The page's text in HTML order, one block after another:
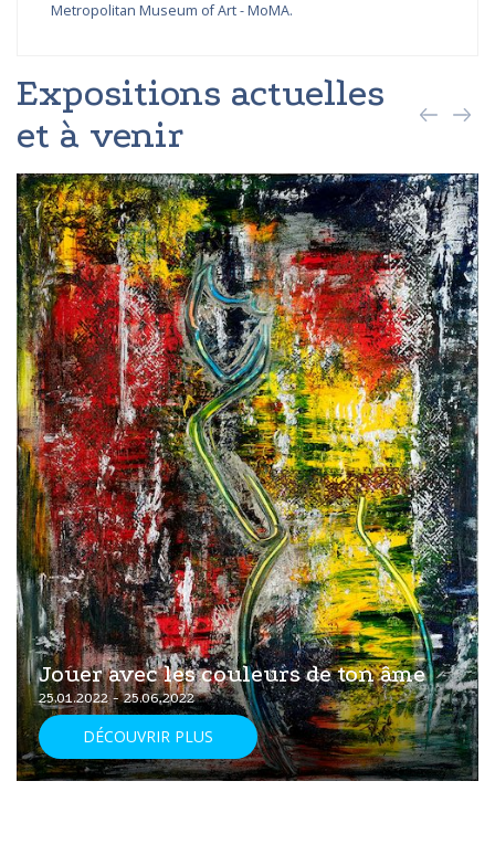
Metropolitan Museum of Art - MoMA.
Expositions actuelles
et à venir
Jouer avec les couleurs de ton âme
25.01.2022 - 25.06.2022
DÉCOUVRIR PLUS